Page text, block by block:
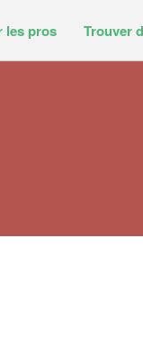
les pros Trouver